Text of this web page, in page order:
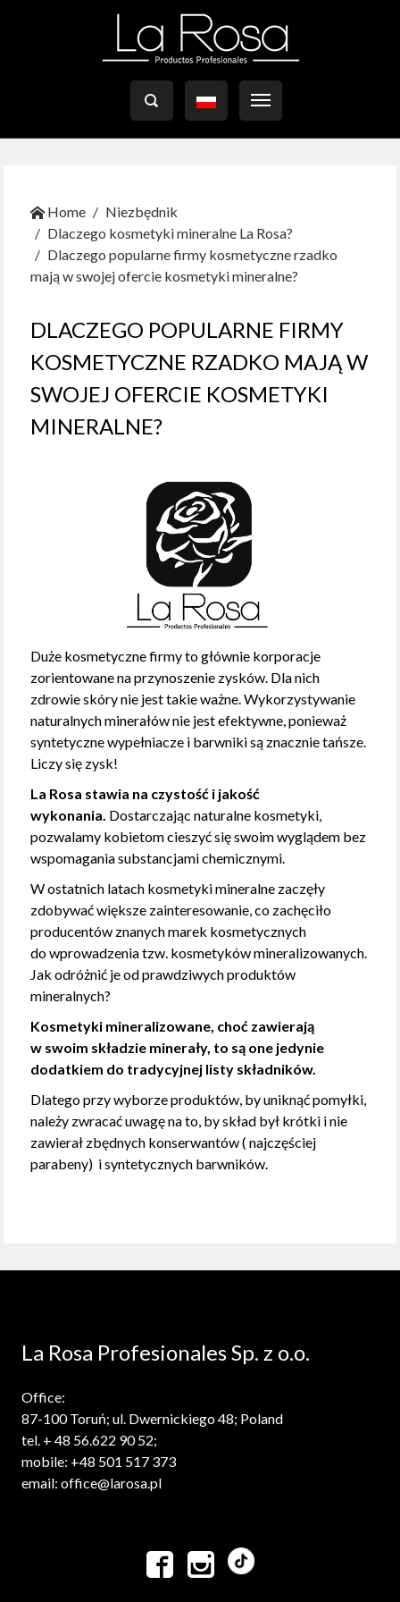

Home
Niezbędnik
Dlaczego kosmetyki mineralne La Rosa?
Dlaczego popularne firmy kosmetyczne rzadko
mają w swojej ofercie kosmetyki mineralne?
DLACZEGO POPULARNE FIRMY
KOSMETYCZNE RZADKO MAJĄ W
SWOJEJ OFERCIE KOSMETYKI
MINERALNE?
Duże kosmetyczne firmy to głównie korporacje
zorientowane na przynoszenie zysków. Dla nich
zdrowie skóry nie jest takie ważne. Wykorzystywanie
naturalnych minerałów nie jest efektywne, ponieważ
syntetyczne wypełniacze i barwniki są znacznie tańsze.
Liczy się zysk!
La Rosa stawia na czystość i jakość
wykonania. Dostarczając naturalne kosmetyki,
pozwalamy kobietom cieszyć się swoim wyglądem bez
wspomagania substancjami chemicznymi.
W ostatnich latach kosmetyki mineralne zaczęły
zdobywać większe zainteresowanie, co zachęciło
producentów znanych marek kosmetycznych
do wprowadzenia tzw. kosmetyków mineralizowanych.
Jak odróżnić je od prawdziwych produktów
mineralnych?
Kosmetyki mineralizowane, choć zawierają
w swoim składzie minerały, to są one jedynie
dodatkiem do tradycyjnej listy składników.
Dlatego przy wyborze produktów, by uniknąć pomyłki,
należy zwracać uwagę na to, by skład był krótki i nie
zawierał zbędnych konserwantów ( najczęściej
parabeny) i syntetycznych barwników.
La Rosa Profesionales Sp. z o.o.
Office:
87-100 Toruń; ul. Dwernickiego 48; Poland
tel. + 48 56.622 90 52;
mobile: +48 501 517 373
email: office@larosa.pl
 